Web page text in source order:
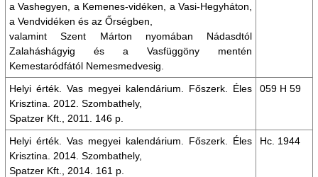
a Vashegyen, a Kemenes-vidéken, a Vasi-Hegyháton,
a Vendvidéken és az Őrségben,
valamint Szent Márton nyomában Nádasdtól
Zalaháshágyig és a Vasfüggöny mentén
Kemestaródfától Nemesmedvesig.
Helyi érték. Vas megyei kalendárium. Főszerk. Éles
Krisztina. 2012. Szombathely,
Spatzer Kft., 2011. 146 p.
059 H 59
Helyi érték. Vas megyei kalendárium. Főszerk. Éles
Krisztina. 2014. Szombathely,
Spatzer Kft., 2014. 161 p.
Hc. 1944